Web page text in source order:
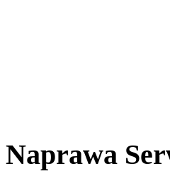
Naprawa